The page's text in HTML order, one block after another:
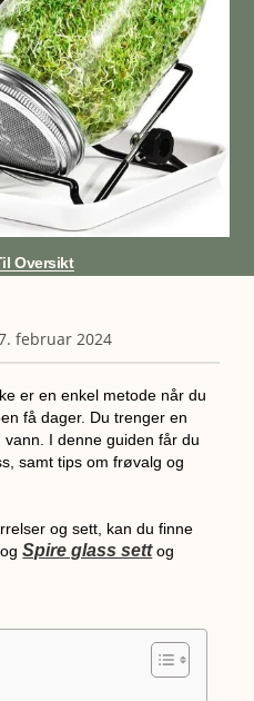
Oversikt
februar 2024
er en enkel metode når du
få dager. Du trenger en
I denne guiden får du
samt tips om frøvalg og
og sett, kan du finne
ogSpire glass settog